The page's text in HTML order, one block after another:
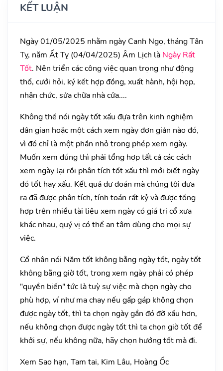
KẾT LUẬN
Ngày 01/05/2025 nhằm ngày Canh Ngọ, tháng Tân
Tỵ, năm Ất Tỵ (04/04/2025) Âm Lịch là Ngày Rất
Tốt. Nên triển các công việc quan trọng như động
thổ, cưới hỏi, ký kết hợp đồng, xuất hành, hội họp,
nhận chức, sửa chữa nhà cửa....
Không thể nói ngày tốt xấu đựa trên kinh nghiệm
dân gian hoặc một cách xem ngày đơn giản nào đó,
vì đó chỉ là một phần nhỏ trong phép xem ngày.
Muốn xem đúng thì phải tổng hợp tất cả các cách
xem ngày lại rồi phân tích tốt xấu thì mới biết ngày
đó tốt hay xấu. Kết quả dự đoán mà chúng tôi đưa
ra đã được phân tích, tính toán rất kỷ và được tổng
hợp trên nhiều tài liệu xem ngày có giá trị cổ xưa
khác nhau, quý vị có thể an tâm dùng cho mọi sự
việc.
Cổ nhân nói Năm tốt không bằng ngày tốt, ngày tốt
không bằng giờ tốt, trong xem ngày phải có phép
"quyền biến" tức là tuỳ sự việc mà chọn ngày cho
phù hợp, ví như ma chay nếu gấp gáp không chọn
được ngày tốt, thì ta chọn ngày gần đó đỡ xấu hơn,
nếu không chọn được ngày tốt thì ta chọn giờ tốt để
khởi sự, nếu không nữa, hãy chọn hướng tốt mà đi.
Xem Sao hạn, Tam tai, Kim Lâu, Hoàng Ốc